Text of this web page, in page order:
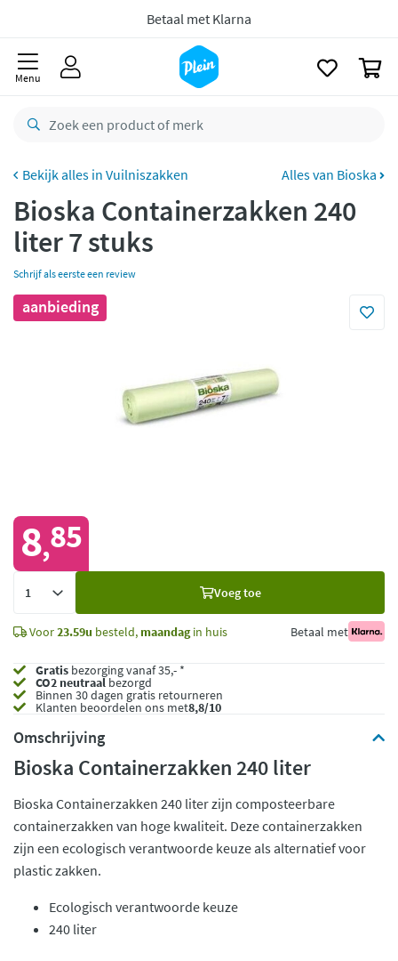
8,8/10
Menu
Vuilniszakken Alles van Bioska
Bioska Containerzakken 240
liter 7 stuks
Schrijf als eerste een review
aanbieding
8,85
Voeg toe
Voor23.59u besteld, maandagin huis Betaal met
Gratis bezorging vanaf 35,- *
CO2 neutraalbezorgd
Binnen 30 dagen gratis retourneren
Klanten beoordelen ons met8,8/10
Omschrijving
Bioska Containerzakken 240 liter
Bioska Containerzakken 240 liter zijn composteerbare
containerzakken van hoge kwaliteit. Deze containerzakken
zijn een ecologisch verantwoorde keuze als alternatief voor
plastic zakken.
Ecologisch verantwoorde keuze
240 liter